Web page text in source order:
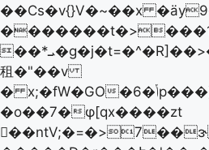
��Cs�v{}V�~��x
��*ܝ�g�j�t=�^�R]��>�ׄ�|ws���G�FE�g
租�"��v
� x;�fW�GO�6�ݳp���)�ή���%��v����$�8G5x
�o��7�φ[qx����zt